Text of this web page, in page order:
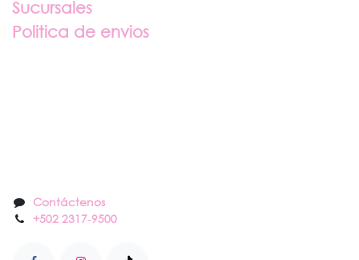
Sucursales
Politica de envios
Contáctenos
+502 2317-9500